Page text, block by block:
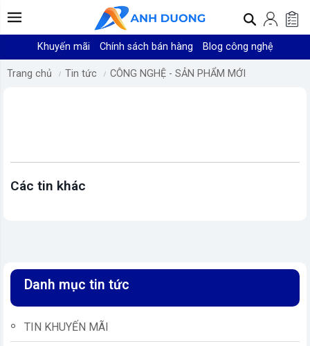
Khuyến mãi Chính sách bán hàng Blog công nghệ
Trang chủ Tin tức CÔNG NGHỆ - SẢN PHẨM MỚI
Các tin khác
Danh mục tin tức
TIN KHUYẾN MÃI